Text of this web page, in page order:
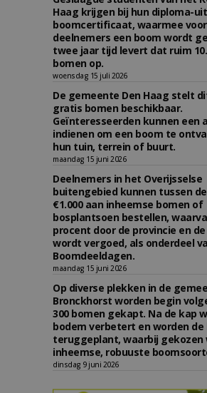
Haag krijgen bij hun diploma-
boomcertificaat, waarmee voor
deelnemers een boom wordt
twee jaar tijd levert dat ruim
bomen op.
woensdag 15 juli 2026
De gemeente Den Haag stelt
gratis bomen beschikbaar.
Geïnteresseerden kunnen een
indienen om een boom te
hun tuin, terrein of buurt.
maandag 15 juni 2026
Deelnemers in het Overijsselse
buitengebied kunnen tussen de
€1.000 aan inheemse bomen of
bosplantsoen bestellen,
procent door de provincie en
wordt vergoed, als onderdeel
Boomdeeldagen.
maandag 15 juni 2026
Op diverse plekken in de
Bronckhorst worden begin
300 bomen gekapt. Na de kap
bodem verbetert en worden de
teruggeplant, waarbij gekozen
inheemse, robuuste
dinsdag 9 juni 2026